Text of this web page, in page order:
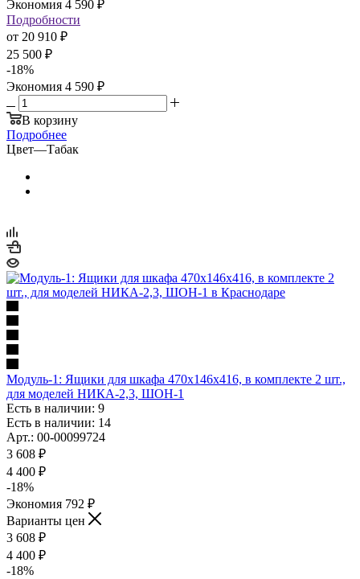
Экономия 4 590 ₽
Подробности
от 20 910 ₽
25 500 ₽
-18%
Экономия 4 590 ₽
В корзину
Подробнее
Цвет—Табак
Модуль-1: Ящики для шкафа 470х146х416, в комплекте 2 шт.,
для моделей НИКА-2,3, ШОН-1
Есть в наличии: 9
Есть в наличии: 14
Арт.: 00-00099724
3 608 ₽
4 400 ₽
-18%
Экономия 792 ₽
Варианты цен
3 608 ₽
4 400 ₽
-18%